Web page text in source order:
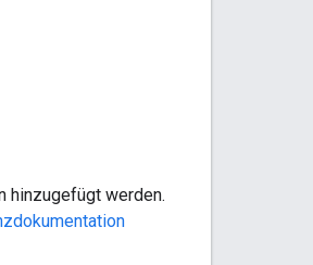
hinzugefügt werden.